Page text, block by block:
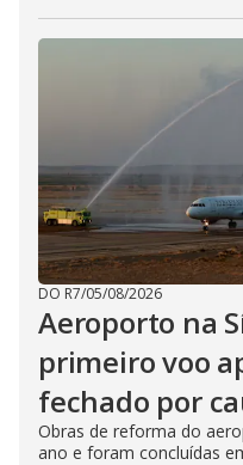
DO R7/05/08/2026
Aeroporto na
primeiro voo
fechado por
Obras de reforma do
ano e foram concluídas